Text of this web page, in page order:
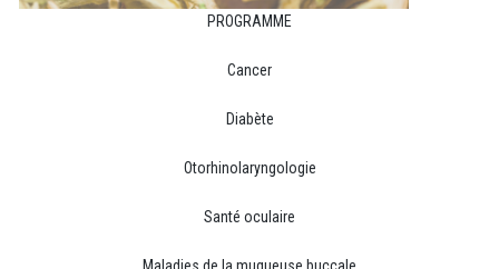
PROGRAMME
Cancer
Diabète
Otorhinolaryngologie
Santé oculaire
Maladies de la muqueuse buccale